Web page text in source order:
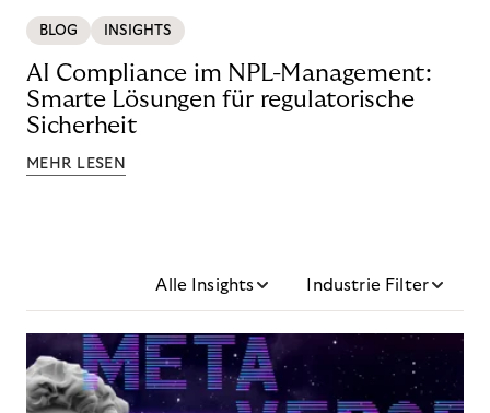
BLOG INSIGHTS
AI Compliance im NPL-Management:
Smarte Lösungen für regulatorische
Sicherheit
MEHR LESEN
Alle Insights Industrie Filter